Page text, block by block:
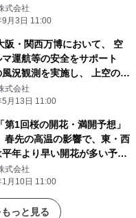
式会社
月3日 11:00
阪・関西万博において、 空
マ運航等の安全をサポート
況観測を実施し、 上空のリ
データおよび予測情報を提
式会社
月13日 11:00
第1回桜の開花・満開予想」
先の高温の影響で、東・西
平年より早い開花が多い予想
乗りは高知の3月18日、東
日の予想
式会社
月10日 11:00
っと見る